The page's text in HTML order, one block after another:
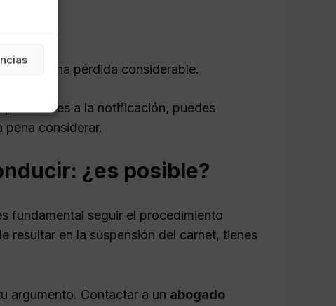
una pérdida considerable.
posteriores a la notificación, puedes
considerar.
¿es posible?
fundamental seguir el procedimiento
resultar en la suspensión del carnet, tienes
argumento. Contactar a un abogado